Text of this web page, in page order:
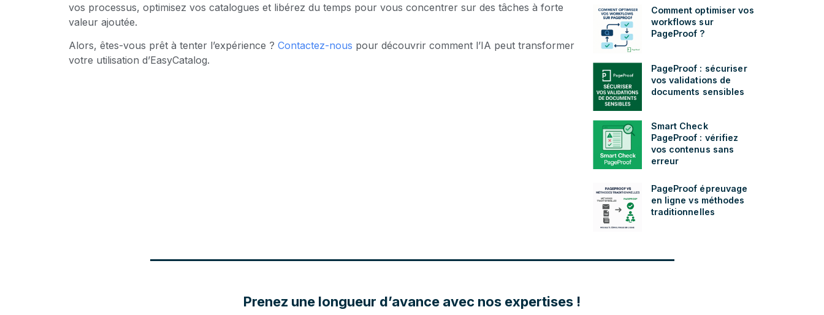
vos processus, optimisez vos catalogues et libérez du temps pour vous concentrer sur des tâches à forte
valeur ajoutée.
Alors, êtes-vous prêt à tenter l’expérience ? Contactez-nous pour découvrir comment l’IA peut transformer
votre utilisation d’EasyCatalog.
Comment optimiser vos
workflows sur
PageProof ?
PageProof : sécuriser
vos validations de
documents sensibles
Smart Check
PageProof : vérifiez
vos contenus sans
erreur
PageProof épreuvage
en ligne vs méthodes
traditionnelles
Prenez une longueur d’avance avec nos expertises !